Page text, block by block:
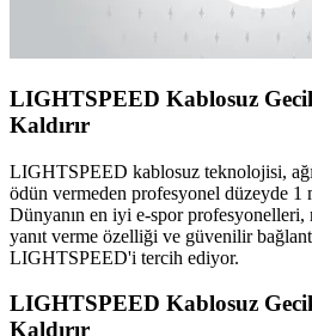
LIGHTSPEED Kablosuz
Kaldırır
LIGHTSPEED kablosuz teknolojisi,
ödün vermeden profesyonel düzeyde 1
Dünyanın en iyi e-spor profesyonelleri,
yanıt verme özelliği ve güvenilir
LIGHTSPEED'i tercih ediyor.
LIGHTSPEED Kablosuz
Kaldırır